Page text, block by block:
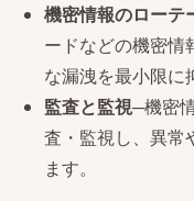
機密情報のローテ
ードなどの機密情
な漏洩を最小限に
監査と監視─機密
査・監視し、異常
ます。